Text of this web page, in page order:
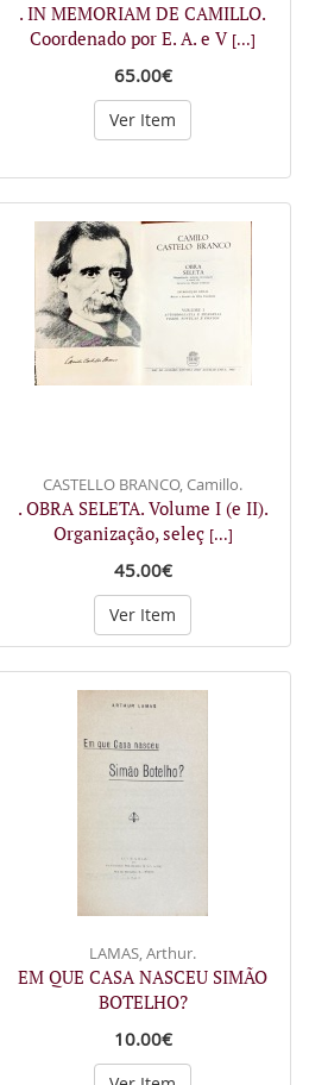
. IN MEMORIAM DE CAMILLO.
Coordenado por E. A. e V [...]
65.00€
Ver Item
CASTELLO BRANCO, Camillo.
. OBRA SELETA. Volume I (e II).
Organização, seleç [...]
45.00€
Ver Item
LAMAS, Arthur.
EM QUE CASA NASCEU SIMÃO
BOTELHO?
10.00€